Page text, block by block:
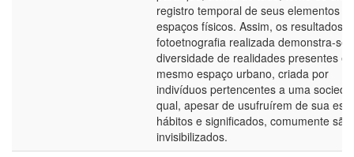
registro temporal de seus elementos e
espaços físicos. Assim, os resultados
fotoetnografia realizada demonstra-se
diversidade de realidades presentes
mesmo espaço urbano, criada por
indivíduos pertencentes a uma
qual, apesar de usufruírem de sua
hábitos e significados, comumente são
invisibilizados.